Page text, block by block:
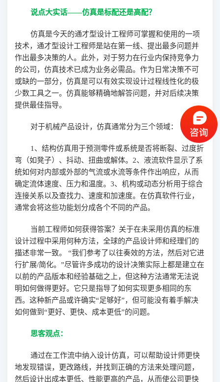
说点大实话——仿真是标配还是高配？
仿真是今天的通才型设计工程师可掌握和使用的一项
技术，通才型设计工程师是站在第一线、提出最多问题并
作出最多决策的人。此外，对于努力在行业内保持竞争力
的公司，仿真技术已成为业务必需品。作为日常决策不可
或缺的一部分，仿真是可以有效实现设计过程线性化的极
少数工具之一。仿真能够精确地解答问题，并对后续决策
提供最佳指导。
对于机械产品设计，仿真通常分为三个领域：
1 、 结构仿真用于预测零件或系统是否将断裂、过度折
弯（如凳子）、抖动、扭曲或解体。 2、 液流软件显示了系
统如何对内部或外部的气流或水流等条件作出响应，从而
确定流体速度、压力和温度。 3、 机构或动态分析用于综合
连接关系以及查找力、速度和加速度。 在仿真软件行业，
通常会将这些功能划分成各个不同的产品。
当前工程师如何获得答案？关于在未采用仿真的标准
设计过程中采用何种方法，全球的产品设计师和经理们的
描述非常一致。
“我们参考了以往奏效的方法，然后对它进
行扩展/简化。 ”尽管许多成功的设计决策实际上都是建立在
以前的产品版本和经验基础之上，但这种方法通常无法说
明如何做得更好。它只是指导了如何实现更多相同的东
西。这种新产品或许确实“足够好”，但可能没有着手解决
如何做到“更好、更快、成本更低”的问题。
思客观点：
通过在工作流中纳入设计仿真，可以帮助设计师更快
地发现错误，更改路线，并找到正确的方法来处理问题，
然后设计出成本更低、性能更高的产品，从而使公司更快